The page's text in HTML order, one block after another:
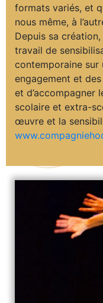
formats variés, et
nous même, à
Depuis sa
travail de
contemporaine sur
engagement et
et d’accompagner
scolaire et extra-
œuvre et la